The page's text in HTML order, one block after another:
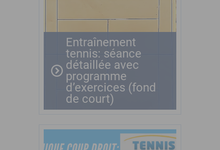
Entraînement
tennis: séance
détaillée avec
programme
d’exercices (fond
de court)